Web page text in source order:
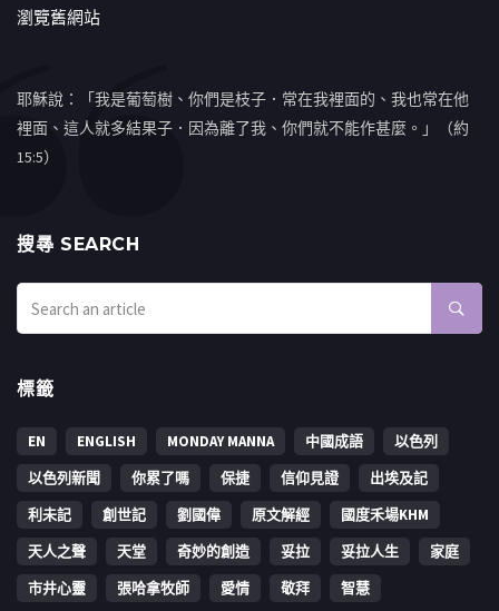
瀏覽舊網站
耶穌說：「我是葡萄樹、你們是枝子．常在我裡面的、我也常在他
裡面、這人就多結果子．因為離了我、你們就不能作甚麼。」（約
15:5）
搜㝷 SEARCH
標籤
EN ENGLISH MONDAY MANNA 中國成語
以色列
以色列新聞
你累了嗎 保捷 信仰見證
出埃及記
利未記
創世記 劉國偉 原文解經
國度禾場KHM
天人之聲
天堂 奇妙的創造 妥拉 妥拉人生
家庭
市井心靈
張哈拿牧師 愛情 敬拜 智慧